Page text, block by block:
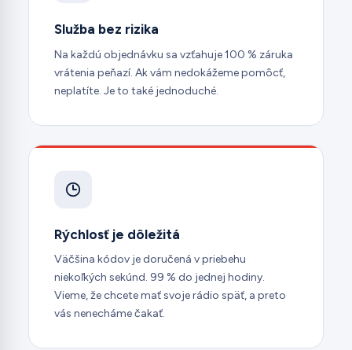
Služba bez rizika
Na každú objednávku sa vzťahuje 100 % záruka
vrátenia peňazí. Ak vám nedokážeme pomôcť,
neplatíte. Je to také jednoduché.
Rýchlosť je dôležitá
Väčšina kódov je doručená v priebehu
niekoľkých sekúnd. 99 % do jednej hodiny.
Vieme, že chcete mať svoje rádio späť, a preto
vás nenecháme čakať.